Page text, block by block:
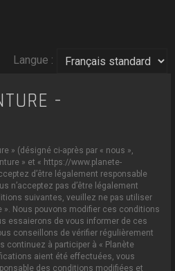
Langue :
-
» (désigné ci-après par « nous »,
» et « https://www.planete-
d’être légalement responsable
n’acceptez pas d’être légalement
suivantes, veuillez ne pas utiliser
». Nous pouvons modifier ces conditions
essaierons de vous informer de ces
conseillons de vérifier régulièrement
continuez à participer à « Planète
aient été effectuées, vous
des conditions modifiées et